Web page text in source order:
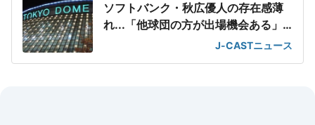
ソフトバンク・秋広優人の存在感薄
れ...「他球団の方が出場機会ある」
J-CASTニュース